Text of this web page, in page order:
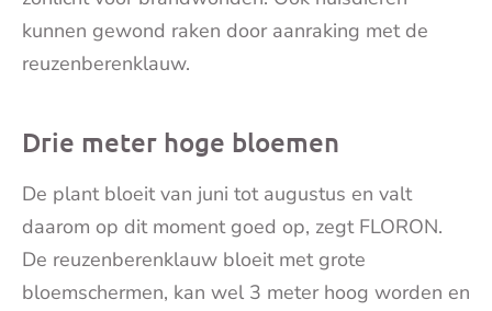
kunnen gewond raken door aanraking met de
reuzenberenklauw.
Drie meter hoge bloemen
De plant bloeit van juni tot augustus en valt
daarom op dit moment goed op, zegt FLORON.
De reuzenberenklauw bloeit met grote
bloemschermen, kan wel 3 meter hoog worden en